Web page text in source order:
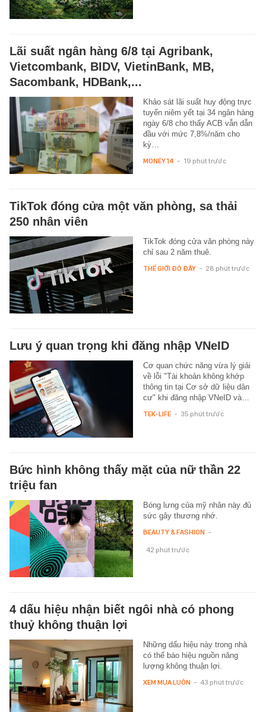
Lãi suất ngân hàng 6/8 tại Agribank,
Vietcombank, BIDV, VietinBank, MB,
Sacombank, HDBank,...
Khảo sát lãi suất huy động trực
tuyến niêm yết tại 34 ngân hàng
ngày 6/8 cho thấy ACB vẫn dẫn
đầu với mức 7,8%/năm cho
kỳ…
MONEY.14 - 19 phút trước
TikTok đóng cửa một văn phòng, sa thải
250 nhân viên
TikTok đóng cửa văn phòng này
chỉ sau 2 năm thuê.
THẾ GIỚI ĐÓ ĐÂY - 28 phút trước
Lưu ý quan trọng khi đăng nhập VNeID
Cơ quan chức năng vừa lý giải
về lỗi "Tài khoản không khớp
thông tin tại Cơ sở dữ liệu dân
cư" khi đăng nhập VNeID và…
TEK-LIFE - 35 phút trước
Bức hình không thấy mặt của nữ thần 22
triệu fan
Bóng lưng của mỹ nhân này đủ
sức gây thương nhớ.
BEAUTY & FASHION -
42 phút trước
4 dấu hiệu nhận biết ngôi nhà có phong
thuỷ không thuận lợi
Những dấu hiệu này trong nhà
có thể báo hiệu nguồn năng
lượng không thuận lợi.
XEM MUA LUÔN - 43 phút trước